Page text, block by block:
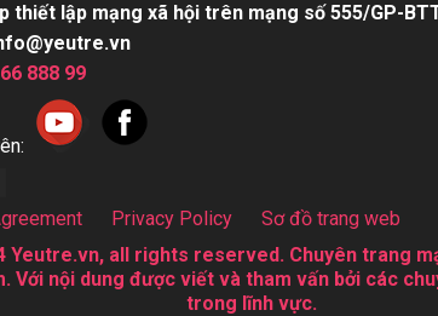
thiết lập mạng xã hội trên mạng số 555/GP-
888 99
Privacy Policy
Sơ đồ trang web
Yeutre.vn, all rights reserved. Chuyên trang
Với nội dung được viết và tham vấn bởi các
trong lĩnh vực.